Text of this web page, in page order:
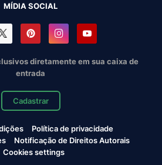
MÍDIA SOCIAL
diretamente em sua caixa de
entrada
Cadastrar
Política de privacidade
Notificação de Direitos Autorais
Cookies settings